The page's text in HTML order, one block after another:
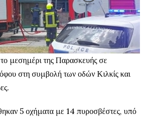
μεσημέρι της Παρασκευής σε
στη συμβολή των οδών Κιλκίς και
5 οχήματα με 14 πυροσβέστες, υπό